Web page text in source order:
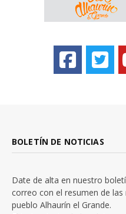
BOLETÍN DE NOTICIAS
Date de alta en nuestro
correo con el resumen de
pueblo Alhaurín el Grande.